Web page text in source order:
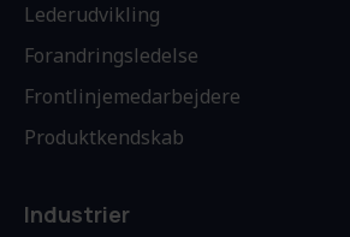
Lederudvikling
Forandringsledelse
Frontlinjemedarbejdere
Produktkendskab
Industrier